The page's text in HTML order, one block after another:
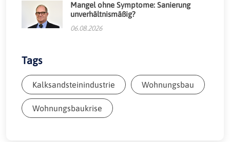
Mangel ohne Symptome: Sanierung
unverhältnismäßig?
06.08.2026
Tags
Kalksandsteinindustrie Wohnungsbau
Wohnungsbaukrise